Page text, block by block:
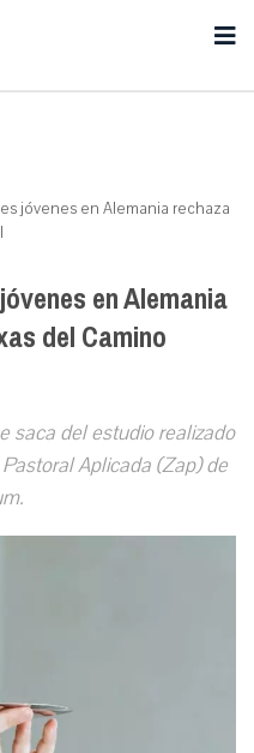
jóvenes en Alemania rechaza
en Alemania
del Camino
saca del estudio realizado
Aplicada (Zap) de